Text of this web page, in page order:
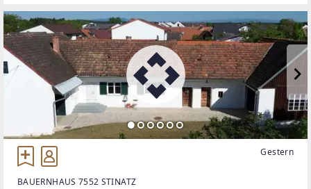
Gestern
BAUERNHAUS 7552 STINATZ